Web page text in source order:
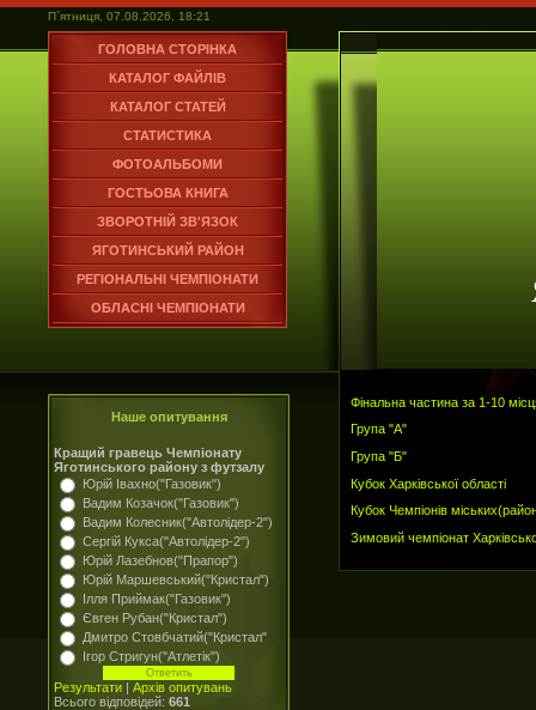
П`ятниця, 07.08.2026, 18:21
ГОЛОВНА СТОРІНКА
КАТАЛОГ ФАЙЛІВ
КАТАЛОГ СТАТЕЙ
СТАТИСТИКА
ФОТОАЛЬБОМИ
ГОСТЬОВА КНИГА
ЗВОРОТНІЙ ЗВ'ЯЗОК
ЯГОТИНСЬКИЙ РАЙОН
РЕГІОНАЛЬНІ ЧЕМПІОНАТИ
ОБЛАСНІ ЧЕМПІОНАТИ
Наше опитування
Кращий гравець Чемпіонату
Яготинського району з футзалу
Юрій Івахно("Газовик")
Вадим Козачок("Газовик")
Вадим Колесник("Автолідер-2")
Сергій Кукса("Автолідер-2")
Юрій Лазебнов("Прапор")
Юрій Маршевський("Кристал")
Ілля Приймак("Газовик")
Євген Рубан("Кристал")
Дмитро Стовбчатий("Кристал"
Ігор Стригун("Атлетік")
Результати | Архів опитувань
Всього відповідей: 661
Фінальна частина за 1-10
Група "А"
Група "Б"
Кубок Харківської області
Кубок Чемпіонів
Зимовий чемпіонат